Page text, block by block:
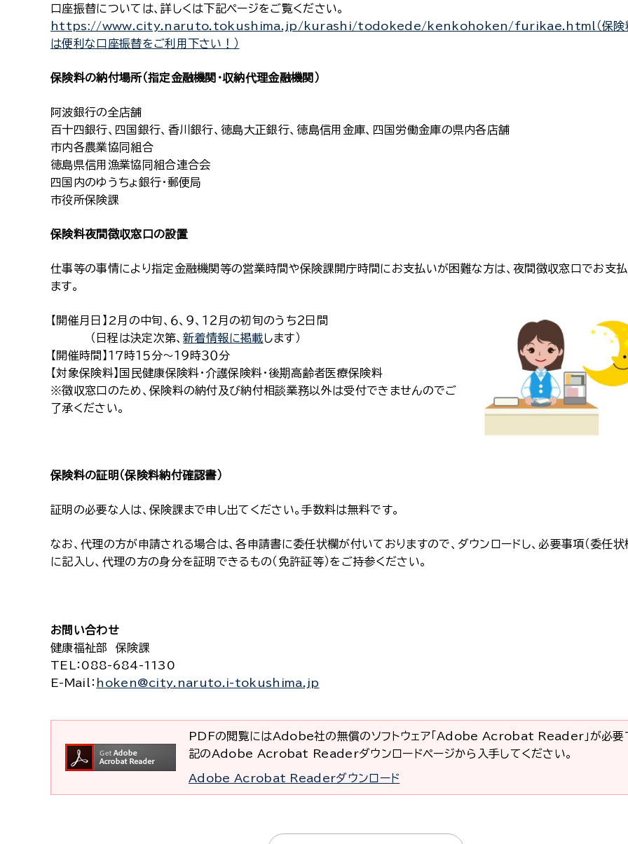
口座振替については、詳しくは下記ページをご覧ください。
https://www.city.naruto.tokushima.jp/kurashi/todokede/kenkohoken/furikae.html（保険
は便利な口座振替をご利用下さい！）
保険料の納付場所（指定金融機関・収納代理金融機関）
阿波銀行の全店舗
百十四銀行、四国銀行、香川銀行、徳島大正銀行、徳島信用金庫、四国労働金庫の県内各店舗
市内各農業協同組合
徳島県信用漁業協同組合連合会
四国内のゆうちょ銀行・郵便局
市役所保険課
保険料夜間徴収窓口の設置
仕事等の事情により指定金融機関等の営業時間や保険課開庁時間にお支払いが困難な方は、夜間徴収窓口でお支
ます。
【開催月日】2月の中旬、６、９、１２月の初旬のうち２日間
（日程は決定次第、新着情報に掲載します）
【開催時間】１７時１５分～１９時３０分
【対象保険料】国民健康保険料・介護保険料・後期高齢者医療保険料
※徴収窓口のため、保険料の納付及び納付相談業務以外は受付できませんのでご
了承ください。
保険料の証明（保険料納付確認書）
証明の必要な人は、保険課まで申し出てください。手数料は無料です。
なお、代理の方が申請される場合は、各申請書に委任状欄が付いておりますので、ダウンロードし、必要事項（委任状
に記入し、代理の方の身分を証明できるもの（免許証等）をご持参ください。
お問い合わせ
健康福祉部 保険課
TEL
：088-684-1130
E-Mail
： hoken@city.naruto.i-tokushima.jp
PDFの閲覧にはAdobe社の無償のソフトウェア「Adobe Acrobat Reader」が必要
記のAdobe Acrobat Readerダウンロードページから入手してください。
Adobe Acrobat Readerダウンロード